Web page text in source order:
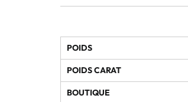
POIDS
POIDS CARAT
BOUTIQUE